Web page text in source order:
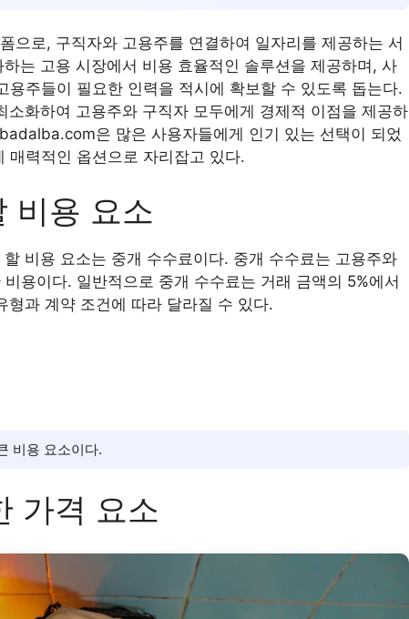
으로, 구직자와 고용주를 연결하여 일자리를 제공하는 서
는 고용 시장에서 비용 효율적인 솔루션을 제공하며, 사
용주들이 필요한 인력을 적시에 확보할 수 있도록 돕는다.
화하여 고용주와 구직자 모두에게 경제적 이점을 제공하
은 많은 사용자들에게 인기 있는 선택이 되었
매력적인 옵션으로 자리잡고 있다.
비용 요소
비용 요소는 중개 수수료이다. 중개 수수료는 고용주와
용이다. 일반적으로 중개 수수료는 거래 금액의 5%에서
형과 계약 조건에 따라 달라질 수 있다.
비용 요소이다.
가격 요소